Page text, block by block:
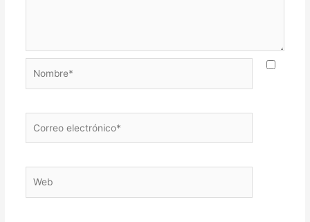
electrónico*